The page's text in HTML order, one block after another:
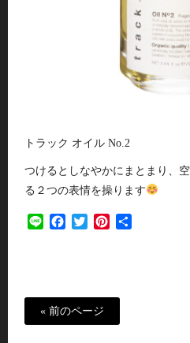
トラック オイル No.2
つけるとしなやかにまとまり、
る２つの表情を操ります
Line FacebookTwitterPinterest
« 前のページ